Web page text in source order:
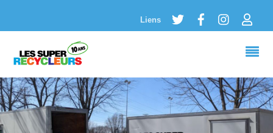
Liens
Twitter FacebookInstagram